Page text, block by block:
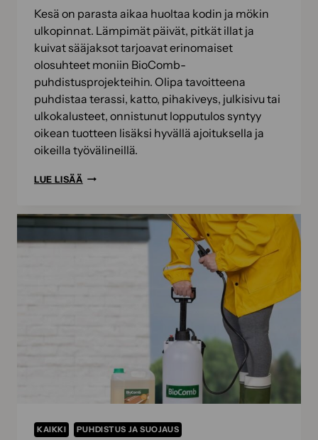
Kesä on parasta aikaa huoltaa kodin ja mökin
ulkopinnat. Lämpimät päivät, pitkät illat ja
kuivat sääjaksot tarjoavat erinomaiset
olosuhteet moniin BioComb-
puhdistusprojekteihin. Olipa tavoitteena
puhdistaa terassi, katto, pihakiveys, julkisivu tai
ulkokalusteet, onnistunut lopputulos syntyy
oikean tuotteen lisäksi hyvällä ajoituksella ja
oikeilla työvälineillä.
LUE LISÄÄ KESÄN
NÄIN
ONNISTUT
PUHDISTUKSISSA
KAIKKI PUHDISTUS JA SUOJAUS